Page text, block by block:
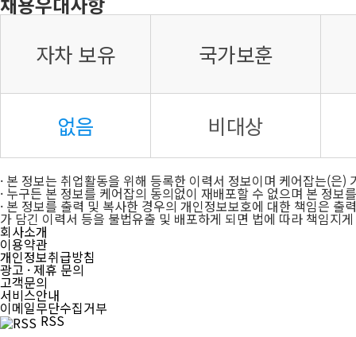
자차 보유 국가보훈
없음 비대상
· 본 정보는 취업활동을 위해 등록한 이력서 정보이며 케어잡는(
· 누구든 본 정보를 케어잡의 동의없이 재배포할 수 없으며 본 정
· 본 정보를 출력 및 복사한 경우의 개인정보보호에 대한 책임은
가 담긴 이력서 등을 불법유출 및 배포하게 되면 법에 따라 책임
회사소개
이용약관
개인정보취급방침
광고 · 제휴 문의
고객문의
서비스안내
이메일무단수집거부
RSS